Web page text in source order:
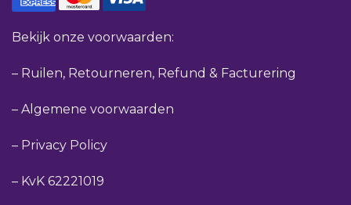
Bekijk onze voorwaarden:
– Ruilen, Retourneren, Refund & Facturering
– Algemene voorwaarden
– Privacy Policy
– KvK 62221019